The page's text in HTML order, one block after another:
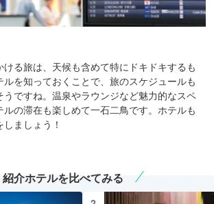
る旅は、天候も含めて特にドキドキするも
を知っておくことで、旅のスケジュールも
うですね。温泉やラウンジなど魅力的なスペ
ルの滞在も楽しめて一石二鳥です。ホテルも
ましょう！
紹介ホテルを比べてみる